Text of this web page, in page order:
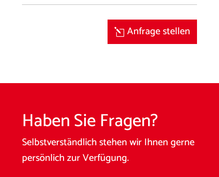
Anfrage stellen
Haben Sie Fragen?
Selbstverständlich stehen wir Ihnen gerne
persönlich zur Verfügung.